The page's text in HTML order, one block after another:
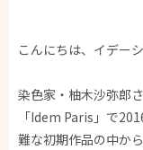
こんにちは、イデー
染色家・柚木沙弥郎
「Idem Paris」で
難な初期作品の中か